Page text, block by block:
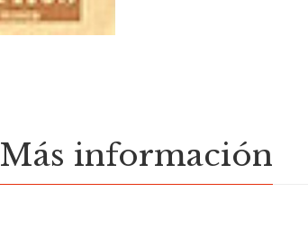
Más información